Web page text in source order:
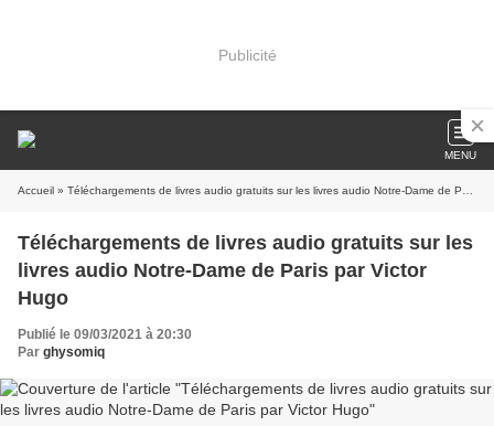
Publicité
MENU
Accueil » Téléchargements de livres audio gratuits sur les livres audio Notre-Dame de Paris par Victor Hugo
Téléchargements de livres audio gratuits sur les
livres audio Notre-Dame de Paris par Victor
Hugo
Publié le 09/03/2021 à 20:30
Par ghysomiq